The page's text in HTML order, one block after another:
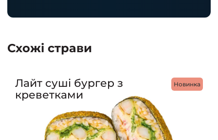
Схожі страви
Новинка
Лайт суші бургер з
креветками